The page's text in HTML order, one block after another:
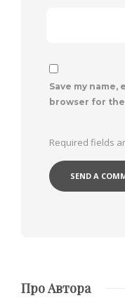
Save my
browser for
Required fields
Про Автора